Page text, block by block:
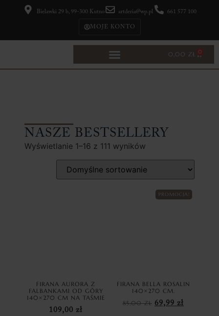
MOJE KONTO
Bielawki 29 b, 99-300 Kutno artderia@wp.pl 661 577 100
0,00 ZŁ 0
NASZE BESTSELLERY
Wyświetlanie 1–16 z 111 wyników
FIRANA AURORA Z
FALBANKAMI OD GÓRY
140×270 CM NA TAŚMIE
109,00 zł
PROMOCJA!
FIRANA BELLA ROSALIN
140×270 CM.
85,00ZŁ 69,99 zł